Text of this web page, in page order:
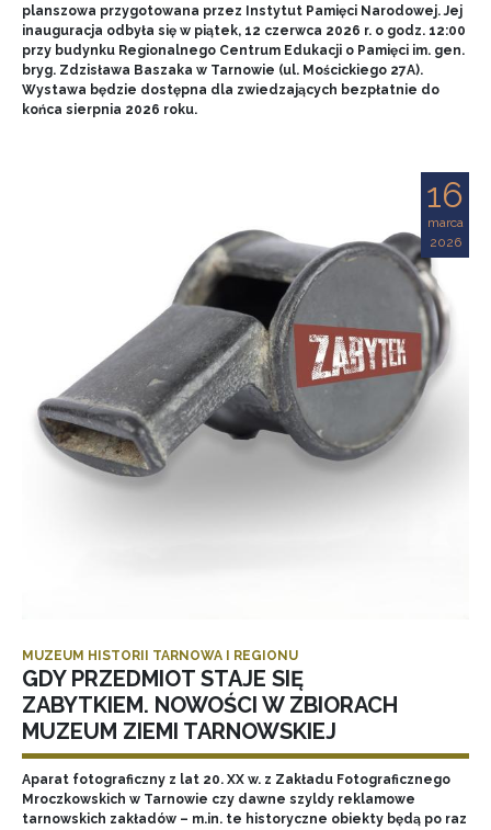
planszowa przygotowana przez Instytut Pamięci Narodowej. Jej
inauguracja odbyła się w piątek, 12 czerwca 2026 r. o godz. 12:00
przy budynku Regionalnego Centrum Edukacji o Pamięci im. gen.
bryg. Zdzisława Baszaka w Tarnowie (ul. Mościckiego 27A).
Wystawa będzie dostępna dla zwiedzających bezpłatnie do
końca sierpnia 2026 roku.
16
marca
2026
MUZEUM HISTORII TARNOWA I REGIONU
GDY PRZEDMIOT STAJE SIĘ
ZABYTKIEM. NOWOŚCI W ZBIORACH
MUZEUM ZIEMI TARNOWSKIEJ
Aparat fotograficzny z lat 20. XX w. z Zakładu Fotograficznego
Mroczkowskich w Tarnowie czy dawne szyldy reklamowe
tarnowskich zakładów – m.in. te historyczne obiekty będą po raz